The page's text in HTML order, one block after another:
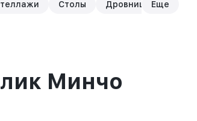
Столы Дровницы Еще
Минчо